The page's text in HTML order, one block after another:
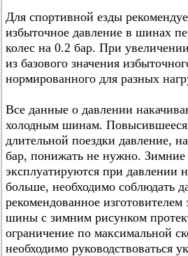
Для спортивной езды
избыточное давление в шинах
колес на 0.2 бар. При
из базового значения
нормированного для разных
Все данные о давлении
холодным шинам. Повысившееся
длительной поездки давление,
бар, понижать не нужно.
эксплуатируются при давлении
больше, необходимо соблюдать
рекомендованное
шины с зимним рисунком
ограничение по максимальной
необходимо руководствоваться